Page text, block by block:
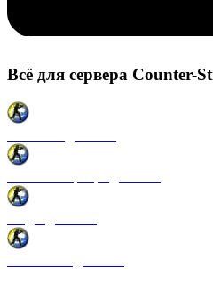
Всё для сервера Counter-